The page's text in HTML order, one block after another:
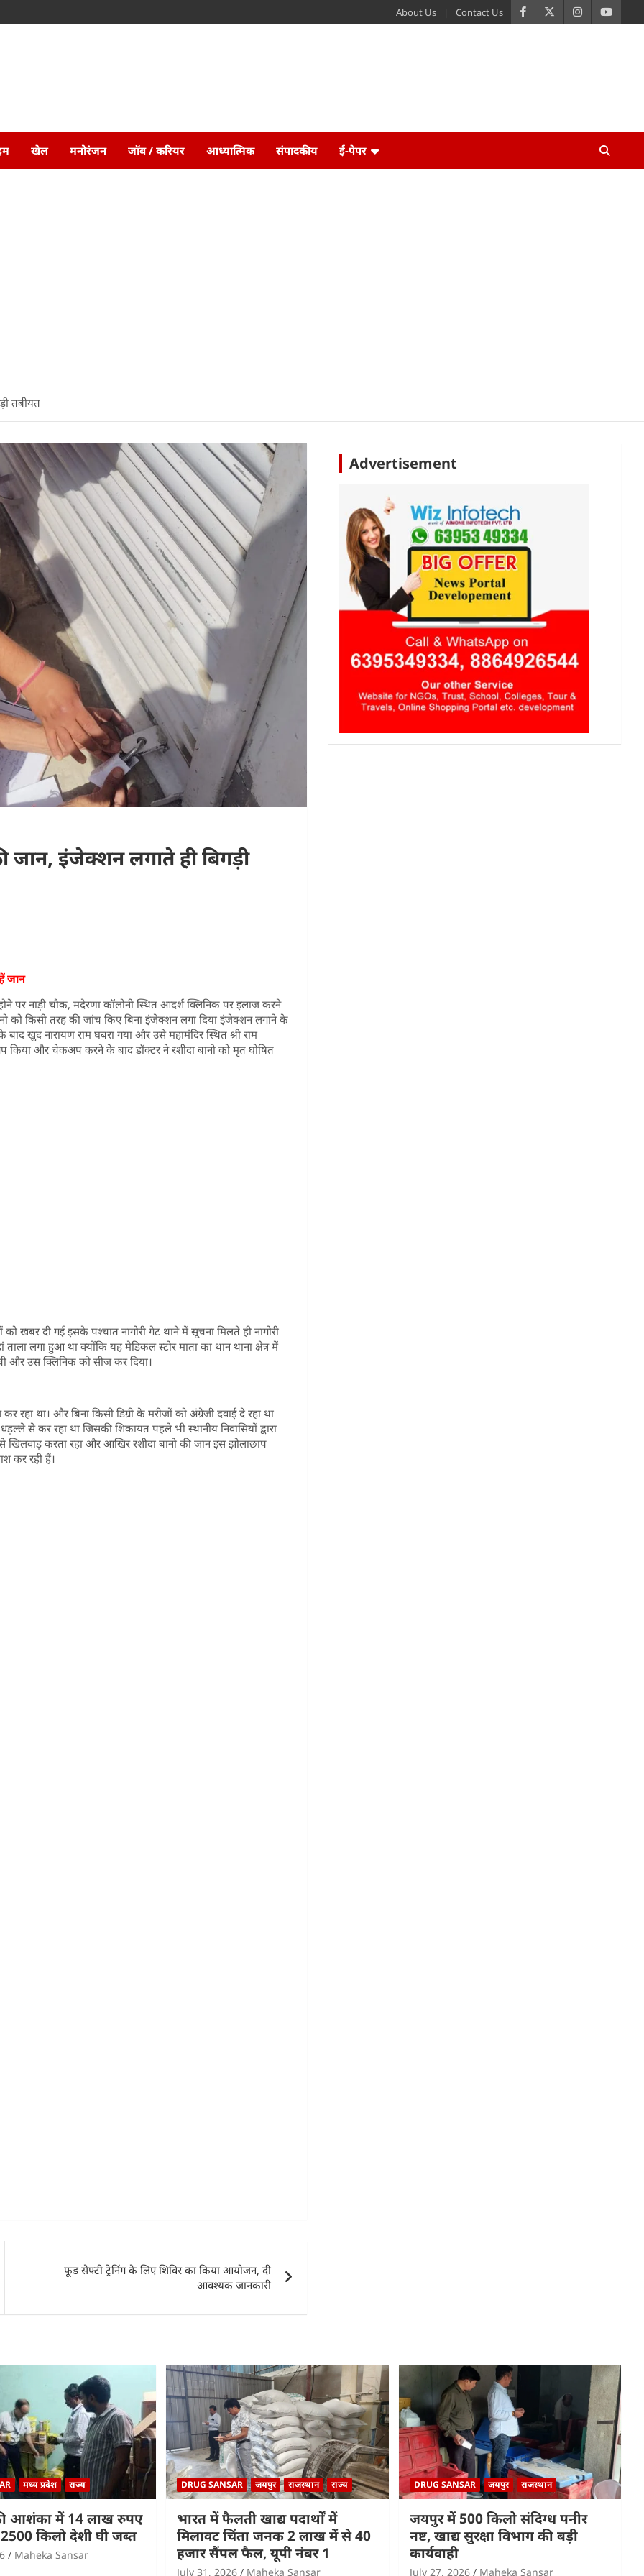
About Us Contact Us
खेल मनोरंजन जॉब / करियर आध्यात्मिक संपादकीय ई-पेपर
तबीयत
जान, इंजेक्शन लगाते ही बिगड़ी
जान
पर नाड़ी चौक, मदेरणा कॉलोनी स्थित आदर्श क्लिनिक पर इलाज करने
को किसी तरह की जांच किए बिना इंजेक्शन लगा दिया इंजेक्शन लगाने के
खुद नारायण राम घबरा गया और उसे महामंदिर स्थित श्री राम
किया और चेकअप करने के बाद डॉक्टर ने रशीदा बानो को मृत घोषित
को खबर दी गई इसके पश्चात नागोरी गेट थाने में सूचना मिलते ही नागोरी
लगा हुआ था क्योंकि यह मेडिकल स्टोर माता का थान थाना क्षेत्र में
और उस क्लिनिक को सीज कर दिया।
था। और बिना किसी डिग्री के मरीजों को अंग्रेजी दवाई दे रहा था
से कर रहा था जिसकी शिकायत पहले भी स्थानीय निवासियों द्वारा
करता रहा और आखिर रशीदा बानो की जान इस झोलाछाप
कर रही हैं।
फूड सेफ्टी ट्रेनिंग के लिए शिविर का किया आयोजन, दी
आवश्यक जानकारी
Advertisement
मध्य प्रदेश राज्य
आशंका में 14 लाख रुपए
किलो देशी घी जब्त
Maheka Sansar
DRUG SANSAR जयपुर राजस्थान राज्य
भारत में फैलती खाद्य पदार्थों में
मिलावट चिंता जनक 2 लाख में से 40
हजार सैंपल फैल, यूपी नंबर 1
July 31, 2026 Maheka Sansar
DRUG SANSAR जयपुर राजस्थान
जयपुर में 500 किलो संदिग्ध पनीर
नष्ट, खाद्य सुरक्षा विभाग की बड़ी
कार्यवाही
July 27, 2026 Maheka Sansar